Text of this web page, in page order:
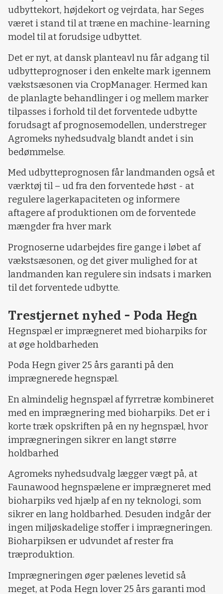
udbyttekort, højdekort og vejrdata, har Seges
været i stand til at træne en machine-learning
model til at forudsige udbyttet.
Det er nyt, at dansk planteavl nu får adgang til
udbytteprognoser i den enkelte mark igennem
vækstsæsonen via CropManager. Hermed kan
de planlagte behandlinger i og mellem marker
tilpasses i forhold til det forventede udbytte
forudsagt af prognosemodellen, understreger
Agromeks nyhedsudvalg blandt andet i sin
bedømmelse.
Med udbytteprognosen får landmanden også et
værktøj til – ud fra den forventede høst - at
regulere lagerkapaciteten og informere
aftagere af produktionen om de forventede
mængder fra hver mark
Prognoserne udarbejdes fire gange i løbet af
vækstsæsonen, og det giver mulighed for at
landmanden kan regulere sin indsats i marken
til det forventede udbytte.
Trestjernet nyhed - Poda Hegn
Hegnspæl er imprægneret med bioharpiks for
at øge holdbarheden
Poda Hegn giver 25 års garanti på den
imprægnerede hegnspæl.
En almindelig hegnspæl af fyrretræ kombineret
med en imprægnering med bioharpiks. Det er i
korte træk opskriften på en ny hegnspæl, hvor
imprægneringen sikrer en langt større
holdbarhed
Agromeks nyhedsudvalg lægger vægt på, at
Faunawood hegnspælene er imprægneret med
bioharpiks ved hjælp af en ny teknologi, som
sikrer en lang holdbarhed. Desuden indgår der
ingen miljøskadelige stoffer i imprægneringen.
Bioharpiksen er udvundet af rester fra
træproduktion.
Imprægneringen øger pælenes levetid så
meget, at Poda Hegn lover 25 års garanti mod